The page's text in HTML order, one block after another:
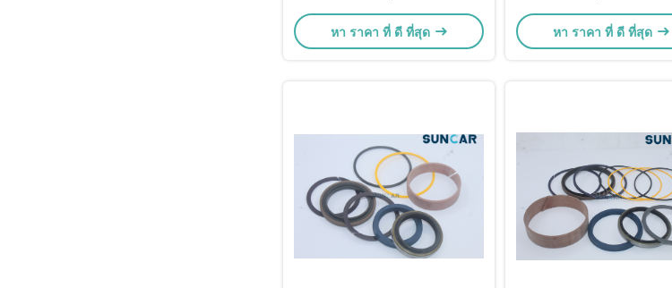
มาลัย
หา ราคา ที่ ดี ที่สุด
VOE11708734 ชุดปิด
หา ราคา ที่ ดี ที่สุด